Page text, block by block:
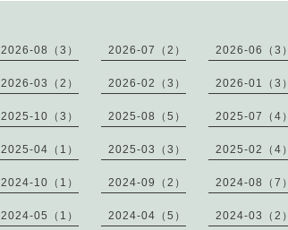
2026-08（3） 2026-07（2） 2026-06（3）
2026-03（2） 2026-02（3） 2026-01（3）
2025-10（3） 2025-08（5） 2025-07（4）
2025-04（1） 2025-03（3） 2025-02（4）
2024-10（1） 2024-09（2） 2024-08（7）
2024-05（1） 2024-04（5） 2024-03（2）